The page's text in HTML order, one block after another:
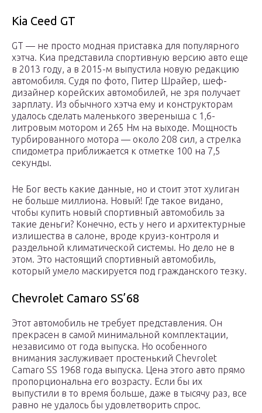
Kia Ceed GT
GT — не просто модная приставка для популярного
хэтча. Киа представила спортивную версию авто еще
в 2013 году, а в 2015-м выпустила новую редакцию
автомобиля. Судя по фото, Питер Шрайер, шеф-
дизайнер корейских автомобилей, не зря получает
зарплату. Из обычного хэтча ему и конструкторам
удалось сделать маленького звереныша с 1,6-
литровым мотором и 265 Нм на выходе. Мощность
турбированного мотора — около 208 сил, а стрелка
спидометра приближается к отметке 100 на 7,5
секунды.
Не Бог весть какие данные, но и стоит этот хулиган
не больше миллиона. Новый! Где такое видано,
чтобы купить новый спортивный автомобиль за
такие деньги? Конечно, есть у него и архитектурные
излишества в салоне, вроде круиз-контроля и
раздельной климатической системы. Но дело не в
этом. Это настоящий спортивный автомобиль,
который умело маскируется под гражданского тезку.
Chevrolet Camaro SS’68
Этот автомобиль не требует представления. Он
прекрасен в самой минимальной комплектации,
независимо от года выпуска. Но особенного
внимания заслуживает простенький Chevrolet
Camaro SS 1968 года выпуска. Цена этого авто прямо
пропорциональна его возрасту. Если бы их
выпустили в то время больше, даже в тысячу раз, все
равно не удалось бы удовлетворить спрос.